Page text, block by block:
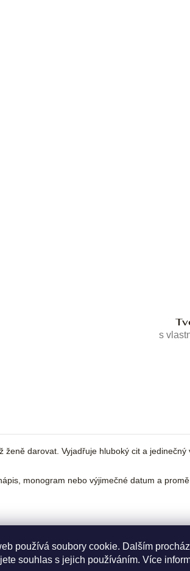
používá soubory cookie. Dalším
souhlas s jejich používáním. Více
s
darovat. Vyjadřuje hluboký cit a
monogram nebo výjimečné datum a